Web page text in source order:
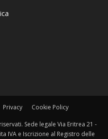
Privacy Cookie Policy
Sede legale Via Eritrea 21 -
IVA e Iscrizione al Registro delle